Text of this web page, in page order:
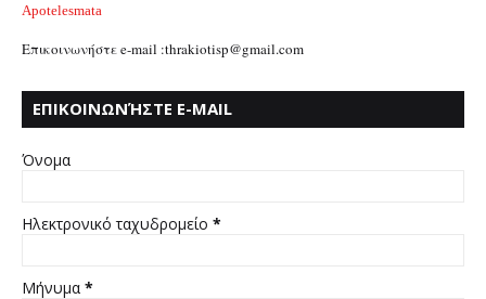
Apotelesmata
Επικοινωνήστε e-mail :thrakiotisp@gmail.com
ΕΠΙΚΟΙΝΩΝΉΣΤΕ E-MAIL
Όνομα
Ηλεκτρονικό ταχυδρομείο *
Μήνυμα *